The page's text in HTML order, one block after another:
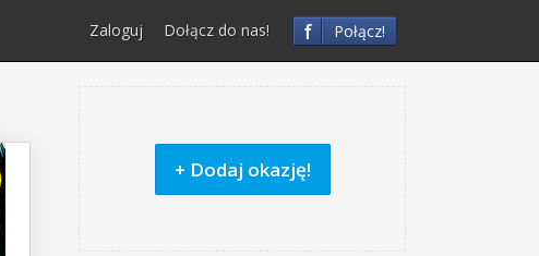
f Połącz!
Zaloguj Dołącz do nas!
+ Dodaj okazję!